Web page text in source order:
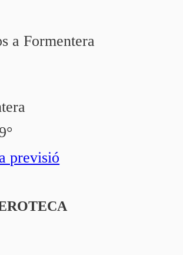
a Formentera
previsió